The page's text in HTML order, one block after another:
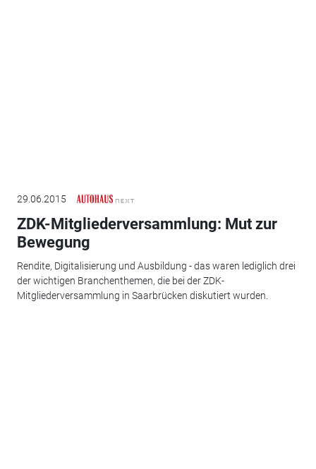
29.06.2015
ZDK-Mitgliederversammlung: Mut zur
Bewegung
Rendite, Digitalisierung und Ausbildung - das waren lediglich drei
der wichtigen Branchenthemen, die bei der ZDK-
Mitgliederversammlung in Saarbrücken diskutiert wurden.